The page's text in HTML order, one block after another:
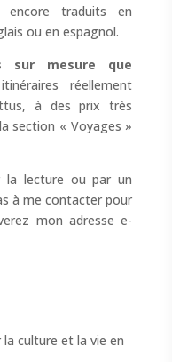
encore traduits en
ou en espagnol.
sur mesure que
réellement
à des prix très
section « Voyages »
la lecture ou par un
à me contacter pour
mon adresse e-
la culture et la vie en